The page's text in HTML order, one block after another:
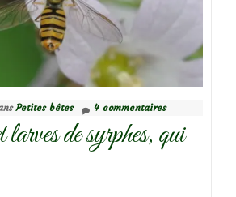
Petites bêtes 4 commentaires
de syrphes, qui